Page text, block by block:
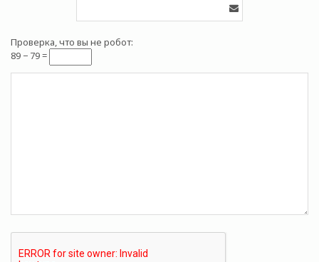
Проверка, что вы не робот:
89 − 79 =